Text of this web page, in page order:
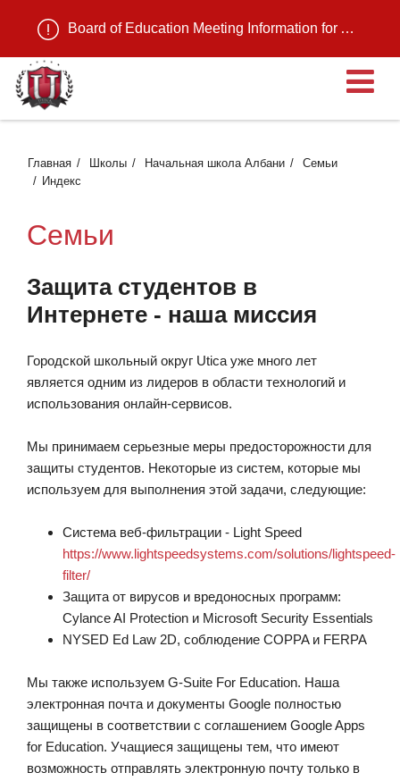
Board of Education Meeting Information for August 11, 2026
Главная Школы Начальная школа Албани
Семьи
Индекс
Семьи
Защита студентов в
Интернете - наша миссия
Городской школьный округ Utica уже много лет
является одним из лидеров в области технологий и
использования онлайн-сервисов.
Мы принимаем серьезные меры предосторожности для
защиты студентов. Некоторые из систем, которые мы
используем для выполнения этой задачи, следующие:
Система веб-фильтрации - Light Speed
https://www.lightspeedsystems.com/solutions/lightspeed-
filter/
Защита от вирусов и вредоносных программ:
Cylance AI Protection и Microsoft Security Essentials
NYSED Ed Law 2D, соблюдение COPPA и FERPA
Мы также используем G-Suite For Education. Наша
электронная почта и документы Google полностью
защищены в соответствии с соглашением Google Apps
for Education. Учащиеся защищены тем, что имеют
возможность отправлять электронную почту только в